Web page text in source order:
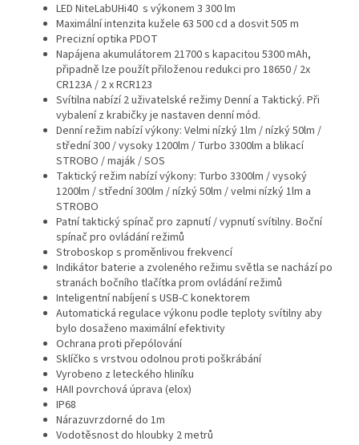
LED NiteLabUHi40 s výkonem 3 300 lm
Maximální intenzita kužele 63 500 cd a dosvit 505 m
Precizní optika PDOT
Napájena akumulátorem 21700 s kapacitou 5300 mAh,
připadně lze použít přiloženou redukci pro 18650 / 2x
CR123A / 2 x RCR123
Svítilna nabízí 2 uživatelské režimy Denní a Taktický. Při
vybalení z krabičky je nastaven denní mód.
Denní režim nabízí výkony: Velmi nízký 1lm / nízký 50lm /
střední 300 / vysoky 1200lm / Turbo 3300lm a blikací
STROBO / maják / SOS
Taktický režim nabízí výkony: Turbo 3300lm / vysoký
1200lm / střední 300lm / nízký 50lm / velmi nízký 1lm a
STROBO
Patní taktický spínač pro zapnutí / vypnutí svítilny. Boční
spínač pro ovládání režimů
Stroboskop s proměnlivou frekvencí
Indikátor baterie a zvoleného režimu světla se nachází po
stranách bočního tlačítka prom ovládání režimů
Inteligentní nabíjení s USB-C konektorem
Automatická regulace výkonu podle teploty svítilny aby
bylo dosaženo maximální efektivity
Ochrana proti přepólování
Sklíčko s vrstvou odolnou proti poškrábání
Vyrobeno z leteckého hliníku
HAII povrchová úprava (elox)
IP68
Nárazuvrzdorné do 1m
Vodotěsnost do hloubky 2 metrů